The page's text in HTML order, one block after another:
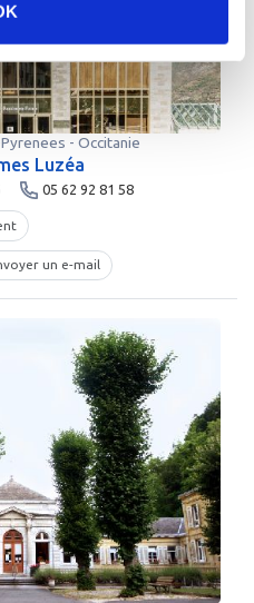
- Occitanie
Luzéa
05 62 92 81 58
un e-mail